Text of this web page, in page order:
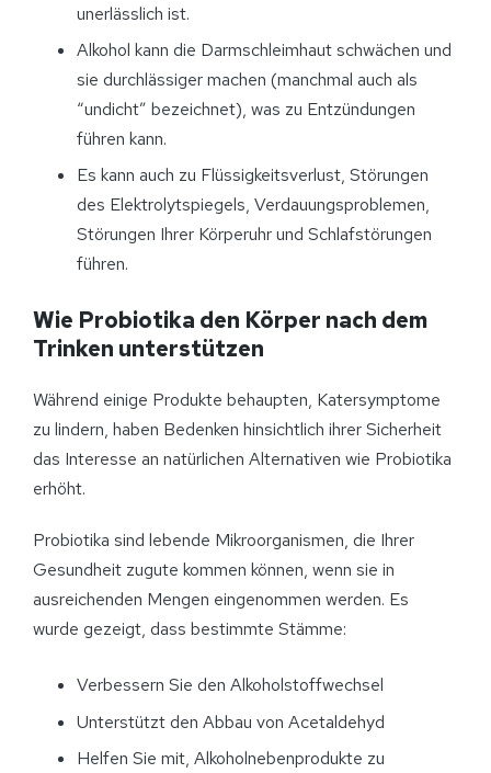
unerlässlich ist.
Alkohol kann die Darmschleimhaut schwächen und
sie durchlässiger machen (manchmal auch als
“undicht” bezeichnet), was zu Entzündungen
führen kann.
Es kann auch zu Flüssigkeitsverlust, Störungen
des Elektrolytspiegels, Verdauungsproblemen,
Störungen Ihrer Körperuhr und Schlafstörungen
führen.
Wie Probiotika den Körper nach dem
Trinken unterstützen
Während einige Produkte behaupten, Katersymptome
zu lindern, haben Bedenken hinsichtlich ihrer Sicherheit
das Interesse an natürlichen Alternativen wie Probiotika
erhöht.
Probiotika sind lebende Mikroorganismen, die Ihrer
Gesundheit zugute kommen können, wenn sie in
ausreichenden Mengen eingenommen werden. Es
wurde gezeigt, dass bestimmte Stämme:
Verbessern Sie den Alkoholstoffwechsel
Unterstützt den Abbau von Acetaldehyd
Helfen Sie mit, Alkoholnebenprodukte zu